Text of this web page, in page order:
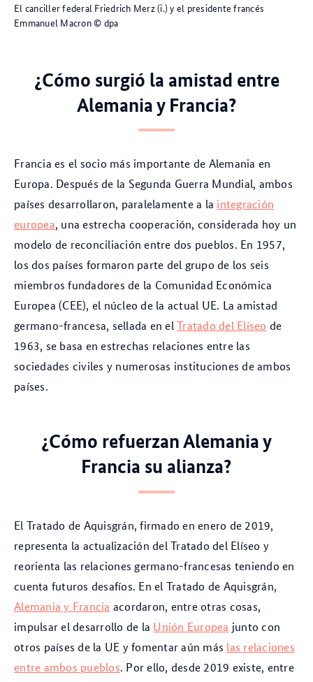
El canciller federal Friedrich Merz (i.) y el presidente francés
Emmanuel Macron© dpa
¿Cómo surgió la amistad entre
Alemania y Francia?
Francia es el socio más importante de Alemania en
Europa. Después de la Segunda Guerra Mundial, ambos
países desarrollaron, paralelamente a la integración
europea, una estrecha cooperación, considerada hoy un
modelo de reconciliación entre dos pueblos. En 1957,
los dos países formaron parte del grupo de los seis
miembros fundadores de la Comunidad Económica
Europea (CEE), el núcleo de la actual UE. La amistad
germano-francesa, sellada en elTratado del Elíseo de
1963, se basa en estrechas relaciones entre las
sociedades civiles y numerosas instituciones de ambos
países.
¿Cómo refuerzan Alemania y
Francia su alianza?
El Tratado de Aquisgrán, firmado en enero de 2019,
representa la actualización del Tratado del Elíseo y
reorienta las relaciones germano-francesas teniendo en
cuenta futuros desafíos. En el Tratado de Aquisgrán,
Alemania y Francia acordaron, entre otras cosas,
impulsar el desarrollo de la Unión Europea junto con
otros países de la UE y fomentar aún más las relaciones
entre ambos pueblos. Por ello, desde 2019 existe, entre